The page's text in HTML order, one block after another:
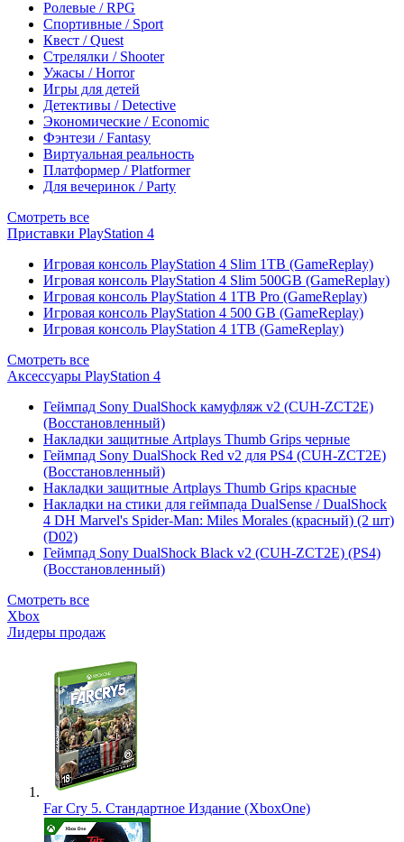
Ролевые / RPG
Спортивные / Sport
Квест / Quest
Стрелялки / Shooter
Ужасы / Horror
Игры для детей
Детективы / Detective
Экономические / Economic
Фэнтези / Fantasy
Виртуальная реальность
Платформер / Platformer
Для вечеринок / Party
Смотреть все
Приставки PlayStation 4
Игровая консоль PlayStation 4 Slim 1TB (GameReplay)
Игровая консоль PlayStation 4 Slim 500GB (GameReplay)
Игровая консоль PlayStation 4 1TB Pro (GameReplay)
Игровая консоль PlayStation 4 500 GB (GameReplay)
Игровая консоль PlayStation 4 1TB (GameReplay)
Смотреть все
Аксессуары PlayStation 4
Геймпад Sony DualShock камуфляж v2 (CUH-ZCT2E)
(Восстановленный)
Накладки защитные Artplays Thumb Grips черные
Геймпад Sony DualShock Red v2 для PS4 (CUH-ZCT2E)
(Восстановленный)
Накладки защитные Artplays Thumb Grips красные
Накладки на стики для геймпада DualSense / DualShock
4 DH Marvel's Spider-Man: Miles Morales (красный) (2 шт)
(D02)
Геймпад Sony DualShock Black v2 (CUH-ZCT2E) (PS4)
(Восстановленный)
Смотреть все
Xbox
Лидеры продаж
Far Cry 5. Стандартное Издание (XboxOne)